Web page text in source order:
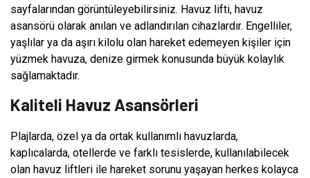
sayfalarından görüntüleyebilirsiniz. Havuz lifti, havuz
asansörü olarak anılan ve adlandırılan cihazlardır. Engelliler,
yaşlılar ya da aşırı kilolu olan hareket edemeyen kişiler için
yüzmek havuza, denize girmek konusunda büyük kolaylık
sağlamaktadır.
Kaliteli Havuz Asansörleri
Plajlarda, özel ya da ortak kullanımlı havuzlarda,
kaplıcalarda, otellerde ve farklı tesislerde, kullanılabilecek
olan havuz liftleri ile hareket sorunu yaşayan herkes kolayca